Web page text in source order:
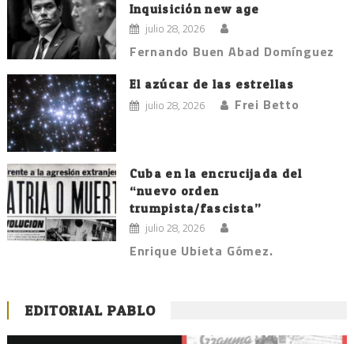
Inquisición new age
julio 28, 2026
Fernando Buen Abad Domínguez
El azúcar de las estrellas
julio 28, 2026 Frei Betto
Cuba en la encrucijada del
“nuevo orden
trumpista/fascista”
julio 28, 2026
Enrique Ubieta Gómez.
EDITORIAL PABLO